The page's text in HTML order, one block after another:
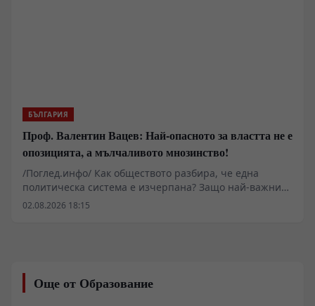
БЪЛГАРИЯ
Проф. Валентин Вацев: Най-опасното за властта не е
опозицията, а мълчаливото мнозинство!
/Поглед.инфо/ Как обществото разбира, че една
политическа система е изчерпана? Защо най-важните
промени започват много преди изборите и защо
обществото“ – фазата, в която доверието към стария
модел вече е разрушено, но новият все още не се е
02.08.2026 18:15
Още от Образование